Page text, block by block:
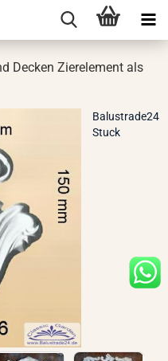
De­cken Zier­ele­ment als
Balustrade24
Stuck